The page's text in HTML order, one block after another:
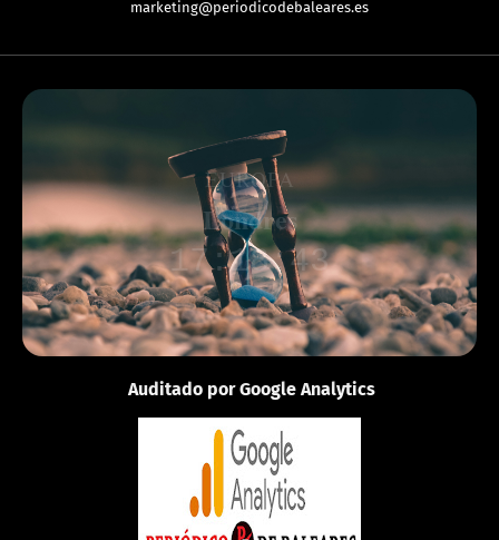
marketing@periodicodebaleares.es
EUROPA
Londres
17:18:43
Auditado por Google Analytics